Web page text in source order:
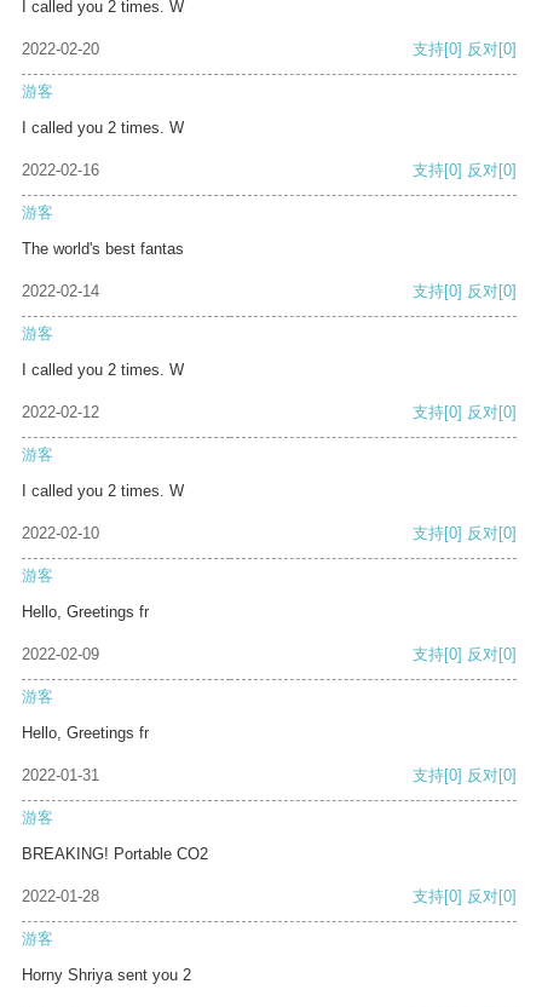
I called you 2 times. W
2022-02-20 支持[0] 反对[0]
游客
I called you 2 times. W
2022-02-16 支持[0] 反对[0]
游客
The world's best fantas
2022-02-14 支持[0] 反对[0]
游客
I called you 2 times. W
2022-02-12 支持[0] 反对[0]
游客
I called you 2 times. W
2022-02-10 支持[0] 反对[0]
游客
Hello, Greetings fr
2022-02-09 支持[0] 反对[0]
游客
Hello, Greetings fr
2022-01-31 支持[0] 反对[0]
游客
BREAKING! Portable CO2
2022-01-28 支持[0] 反对[0]
游客
Horny Shriya sent you 2